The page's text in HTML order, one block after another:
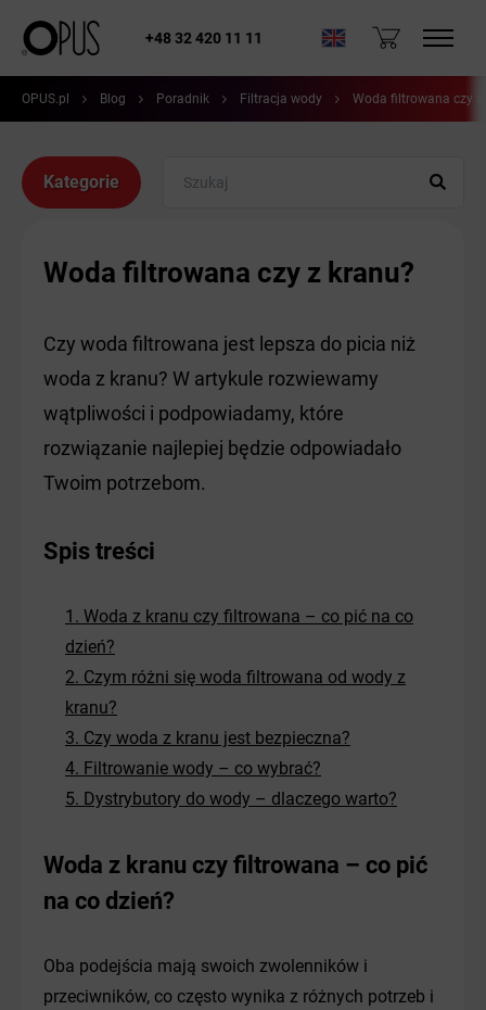
+48 32 420 11 11
OPUS.pl Blog Poradnik Filtracja wody Woda filtrowana czy z
Woda filtrowana czy z kranu?
Czy woda filtrowana jest lepsza do picia niż
woda z kranu? W artykule rozwiewamy
wątpliwości i podpowiadamy, które
rozwiązanie najlepiej będzie odpowiadało
Twoim potrzebom.
Spis treści
1. Woda z kranu czy filtrowana – co pić na co
dzień?
2. Czym różni się woda filtrowana od wody z
kranu?
3. Czy woda z kranu jest bezpieczna?
4. Filtrowanie wody – co wybrać?
5. Dystrybutory do wody – dlaczego warto?
Woda z kranu czy filtrowana – co pić
na co dzień?
Oba podejścia mają swoich zwolenników i
przeciwników, co często wynika z różnych potrzeb i
Kategorie